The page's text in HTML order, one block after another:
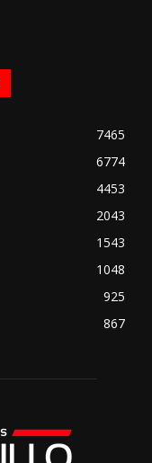
7465
6774
4453
2043
1543
1048
925
867